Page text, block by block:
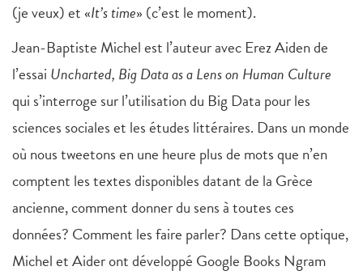
(je veux) et «It’s time» (c’est le moment).
Jean-Baptiste Michel est l’auteur avec Erez Aiden de
l’essai Uncharted, Big Data as a Lens on Human Culture
qui s’interroge sur l’utilisation du Big Data pour les
sciences sociales et les études littéraires. Dans un monde
où nous tweetons en une heure plus de mots que n’en
comptent les textes disponibles datant de la Grèce
ancienne, comment donner du sens à toutes ces
données? Comment les faire parler? Dans cette optique,
Michel et Aider ont développé Google Books Ngram